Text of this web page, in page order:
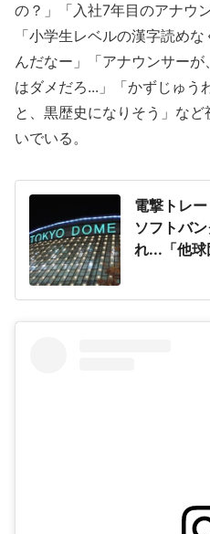
の？」「入社7年目のアナウ
「小学生レベルの漢字読め
んだなー」「アナウンサーが
はダメだろ...」「かずじゅう
と、黒歴史になりそう」な
いでいる。
電撃トレー
ソフトバ
れ...「他球